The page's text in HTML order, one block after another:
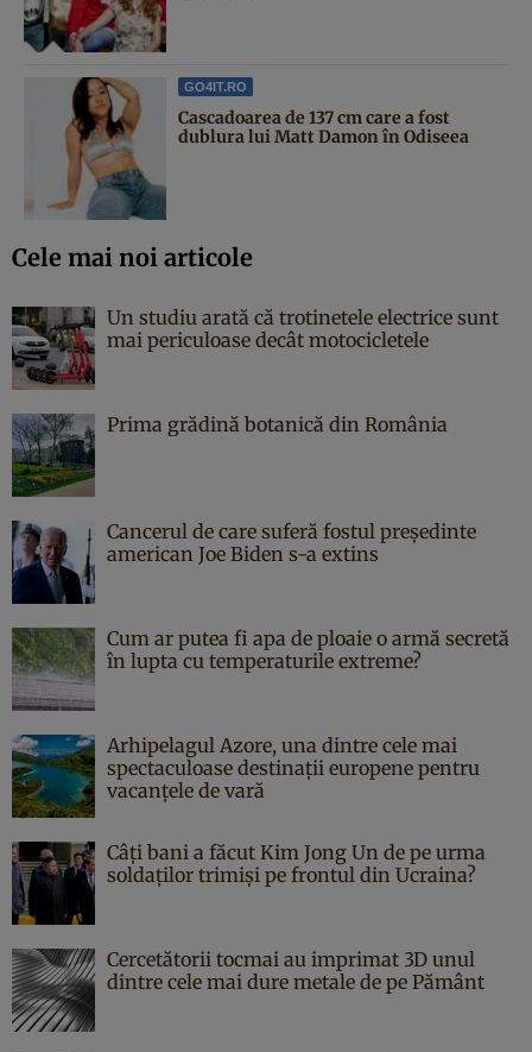
GO4IT.RO
Cascadoarea de 137 cm care a fost
dublura lui Matt Damon în Odiseea
Cele mai noi articole
Un studiu arată că trotinetele electrice sunt
mai periculoase decât motocicletele
Prima grădină botanică din România
Cancerul de care suferă fostul președinte
american Joe Biden s-a extins
Cum ar putea fi apa de ploaie o armă secretă
în lupta cu temperaturile extreme?
Arhipelagul Azore, una dintre cele mai
spectaculoase destinații europene pentru
vacanțele de vară
Câți bani a făcut Kim Jong Un de pe urma
soldaților trimiși pe frontul din Ucraina?
Cercetătorii tocmai au imprimat 3D unul
dintre cele mai dure metale de pe Pământ